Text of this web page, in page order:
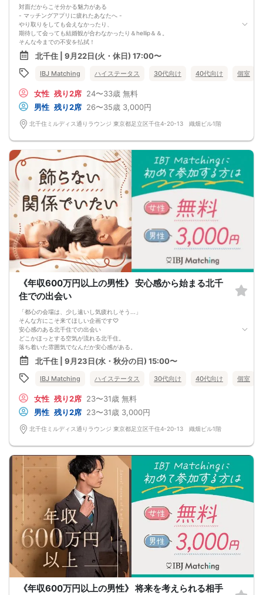
対面だからこそ分かる魅力がある
- マッチングアプリに疲れたあなたへ -
やり取りをしても会えなかったり、
期待して会っても結婚観が合わなかったり＆hellip＆＆。
そんな今までの不安を払拭！
『結婚に対する真剣度が100％の方』を募集
将来のビジョンを描ける方と、
実際に会って心温まる出会いをしませんか？
北千住 | 9月22日(火・休日) 17:00〜
IBJ Matching ハイステータス 30代向け 40代向け 個室
女性 残り2席 24〜33歳 無料
男性 残り2席 26〜35歳 3,000円
北千住ミルディス通りラウンジ 東京都足立区千住4-20-13 織畑ビル1階
《年収600万円以上の男性》 安心感から始まる北千
住での出会い
「都心の会場は、少し遠いし気疲れしそう...」
そんな方にこそ来てほしい企画です♡
安心感のある北千住での出会い
どこかほっとする空気が流れる北千住。
落ち着いた雰囲気でなんだか安心感がある。
そんな場所を自然と選ぶ同士なら、
きっと感覚もどこか似ているはず...♡
北千住 | 9月23日(水・秋分の日) 15:00〜
IBJ Matching ハイステータス 30代向け 40代向け 個室
女性 残り2席 23〜31歳 無料
男性 残り2席 23〜31歳 3,000円
北千住ミルディス通りラウンジ 東京都足立区千住4-20-13 織畑ビル1階
《年収600万円以上の男性》 将来を考えられる相手